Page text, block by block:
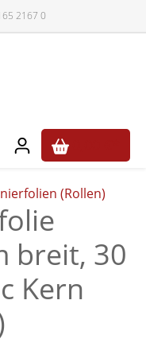
2167 0
(Rollen)
breit, 30
Kern